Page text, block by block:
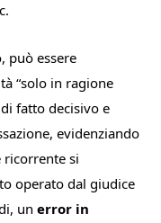
.
può essere
“solo in ragione
fatto decisivo e
evidenziando
ricorrente si
operato dal giudice
un error in